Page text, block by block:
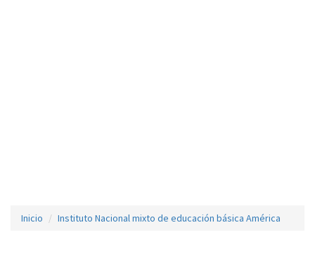
Inicio Instituto Nacional mixto de educación básica América